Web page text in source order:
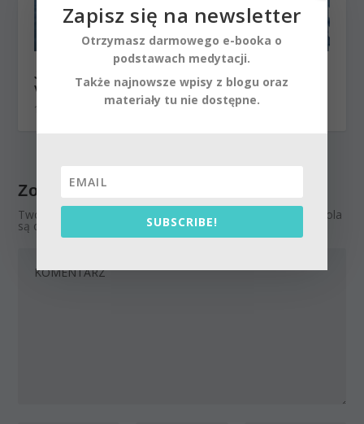
Jak powstała Radha Kunda | Kartik 2024 ep.22 |
Vaishnavapada Babaji | raganuga bhakti
16 listopada 2024
Zostaw odpowiedź
Twój adres email nie zostanie opublikowany. Wymagane pola
są oznaczone
Zapisz się na newsletter
Otrzymasz darmowego e-booka o
podstawach medytacji.
Także najnowsze wpisy z blogu oraz
materiały tu nie dostępne.
SUBSCRIBE!